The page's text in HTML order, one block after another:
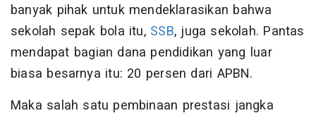
banyak pihak untuk mendeklarasikan bahwa
sekolah sepak bola itu, SSB, juga sekolah. Pantas
mendapat bagian dana pendidikan yang luar
biasa besarnya itu: 20 persen dari APBN.
Maka salah satu pembinaan prestasi jangka